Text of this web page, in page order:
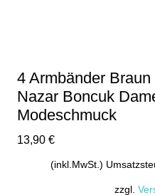
4 Armbänder
Nazar Boncuk
Modeschmuck
13,90 €
(inkl.MwSt.)
zzgl.